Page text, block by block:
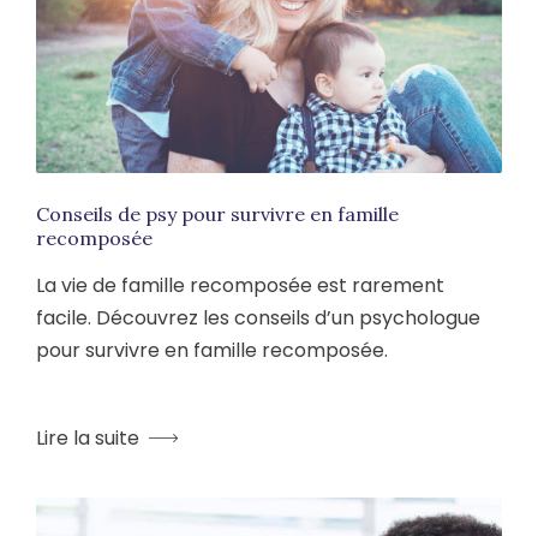
Conseils de psy pour survivre en famille
recomposée
La vie de famille recomposée est rarement
facile. Découvrez les conseils d’un psychologue
pour survivre en famille recomposée.
Lire la suite